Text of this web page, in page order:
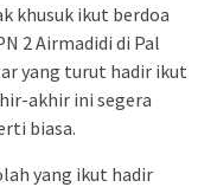
khusuk ikut berdoa
2 Airmadidi di Pal
yang turut hadir ikut
akhir ini segera
biasa.
yang ikut hadir